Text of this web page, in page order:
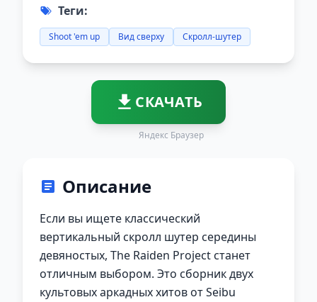
Теги:
Shoot 'em up Вид сверху Скролл-шутер
СКАЧАТЬ
Яндекс Браузер
Описание
Если вы ищете классический
вертикальный скролл шутер середины
девяностых, The Raiden Project станет
отличным выбором. Это сборник двух
культовых аркадных хитов от Seibu